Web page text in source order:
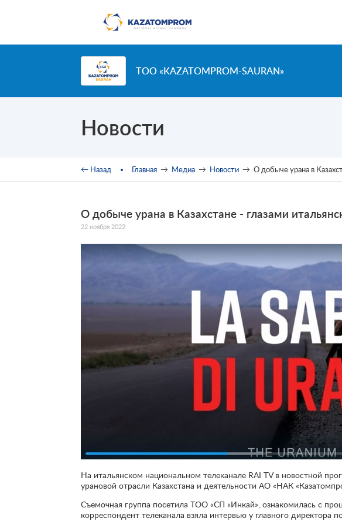
ТОО «KAZATOMPROM-SAURAN»
Новости
Вы здесь
← Назад Главная → Медиа → Новости → О добыче урана в
О добыче урана в Казахстане - глазами
22 ноября 2022
На итальянском национальном телеканале RAI TV в новостной
урановой отрасли Казахстана и деятельности АО «НАК
Съемочная группа посетила ТОО «СП «Инкай», ознакомилась с
корреспондент телеканала взяла интервью у главного